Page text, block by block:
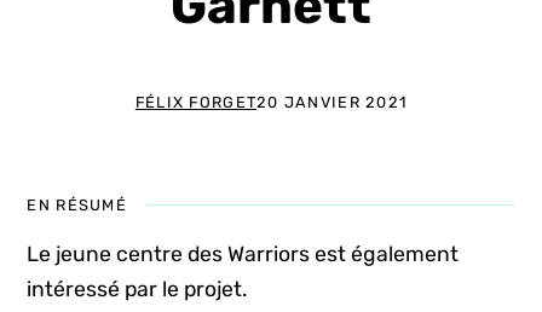
FÉLIX FORGET20 JANVIER 2021
EN RÉSUMÉ
Le jeune centre des Warriors est également
intéressé par le projet.